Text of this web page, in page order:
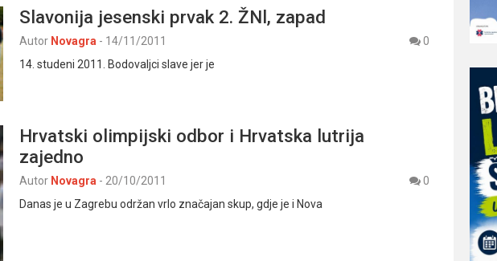
Slavonija jesenski prvak 2. ŽNl, zapad
Autor Novagra - 14/11/2011
0
14. studeni 2011. Bodovaljci slave jer je
Hrvatski olimpijski odbor i Hrvatska lutrija
zajedno
Autor Novagra - 20/10/2011
0
Danas je u Zagrebu održan vrlo značajan skup, gdje je i Nova